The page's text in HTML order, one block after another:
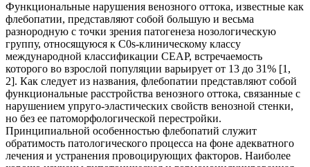
Функциональные нарушения венозного оттока, известные как
флебопатии, представляют собой большую и весьма
разнородную с точки зрения патогенеза нозологическую
группу, относящуюся к C0s-клиническому классу
международной классификации CEAP, встречаемость
которого во взрослой популяции варьирует от 13 до 31% [1,
2]. Как следует из названия, флебопатии представляют собой
функциональные расстройства венозного оттока, связанные с
нарушением упруго-эластических свойств венозной стенки,
но без ее патоморфологической перестройки.
Принципиальной особенностью флебопатий служит
обратимость патологического процесса на фоне адекватного
лечения и устранения провоцирующих факторов. Наиболее